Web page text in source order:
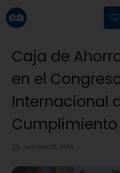
Caja de
en el
Internacional
Cumplimiento
octubre 28, 2024